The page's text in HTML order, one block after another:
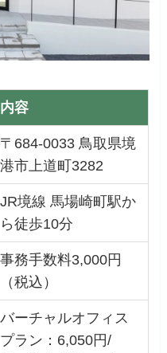
内容
〒684-0033 鳥取県境
港市上道町3282
JR境線 馬場崎町駅か
ら徒歩10分
事務手数料3,000円
（税込）
バーチャルオフィス
プラン：6,050円/